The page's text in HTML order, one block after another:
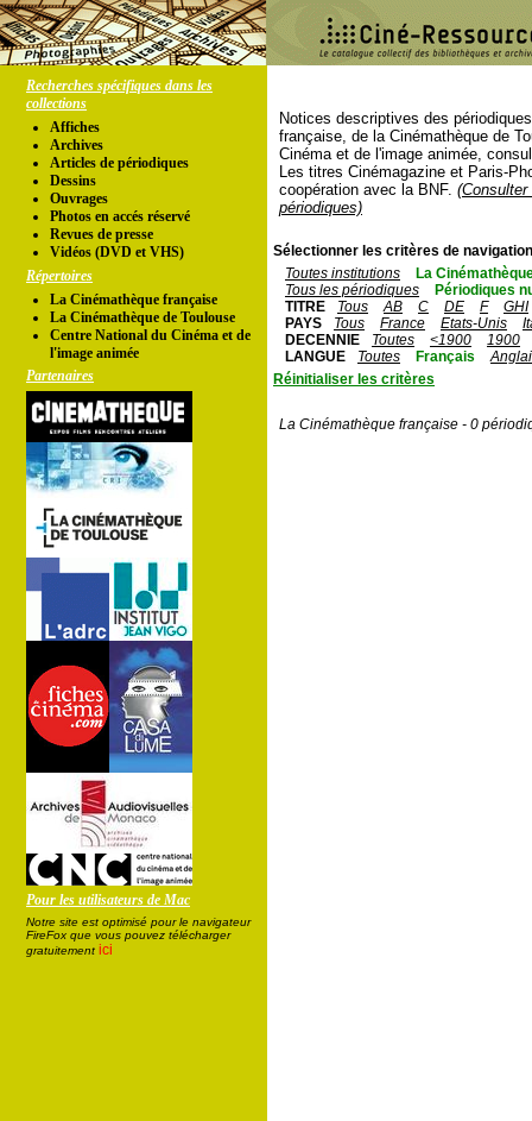
Recherches spécifiques dans les
collections
Affiches
Archives
Articles de périodiques
Dessins
Ouvrages
Photos en accés réservé
Revues de presse
Vidéos (DVD et VHS)
Répertoires
La Cinémathèque française
La Cinémathèque de Toulouse
Centre National du Cinéma et de
l'image animée
Partenaires
Pour les utilisateurs de Mac
Notre site est optimisé pour le navigateur
FireFox que vous pouvez télécharger
gratuitement ici
Notices descriptives des
française, de la Cinémathèque de
Cinéma et de l'image animée,
Les titres Cinémagazine et Paris-
coopération avec la BNF.
périodiques)
Sélectionner les critères de
Toutes institutions
La
Tous les périodiques
Périodiques
TITRE
Tous AB C DE F
GHI
PAYS
Tous France Etats-Unis
DECENNIE
Toutes <1900
1900
LANGUE
Toutes Français
Réinitialiser les critères
La Cinémathèque française - 0